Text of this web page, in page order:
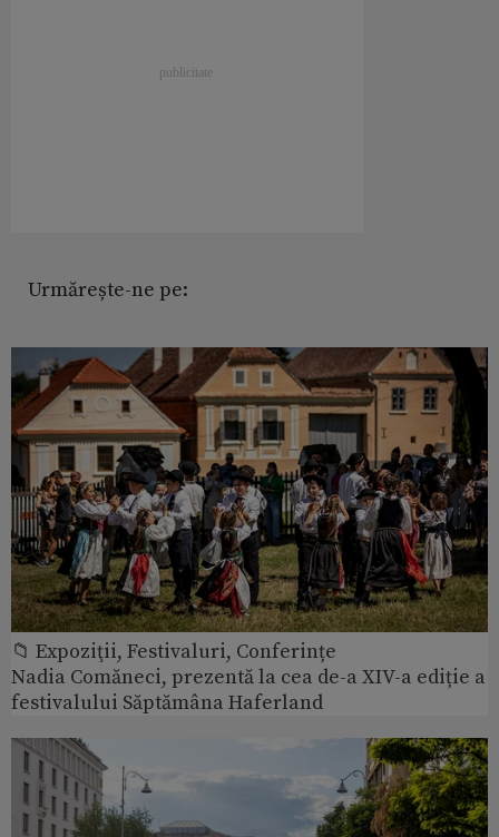
Urmărește-ne pe:
📁 Expoziţii, Festivaluri, Conferințe
Nadia Comăneci, prezentă la cea de-a XIV-a ediție a
festivalului Săptămâna Haferland